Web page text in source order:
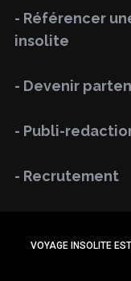
f
o
:
- Référencer
insolite
- Devenir
- Publi-
- Recrutement
VOYAGE INSOLITE